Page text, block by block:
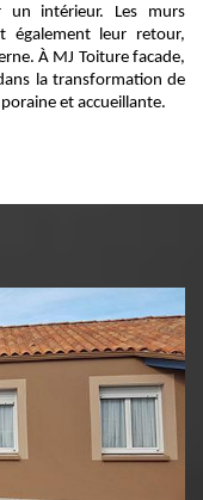
un intérieur. Les murs
également leur retour,
À MJ Toiture facade,
la transformation de
et accueillante.